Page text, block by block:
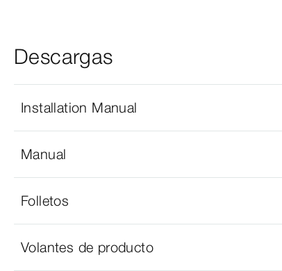
Descargas
Installation Manual
Manual
Folletos
Volantes de producto